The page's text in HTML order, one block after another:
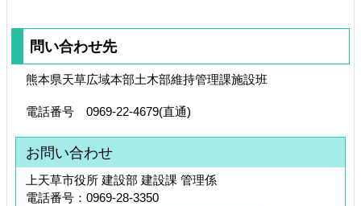
問い合わせ先
熊本県天草広域本部土木部維持管理課施設班
電話番号 0969-22-4679(直通)
お問い合わせ
上天草市役所 建設部 建設課 管理係
電話番号：0969-28-3350